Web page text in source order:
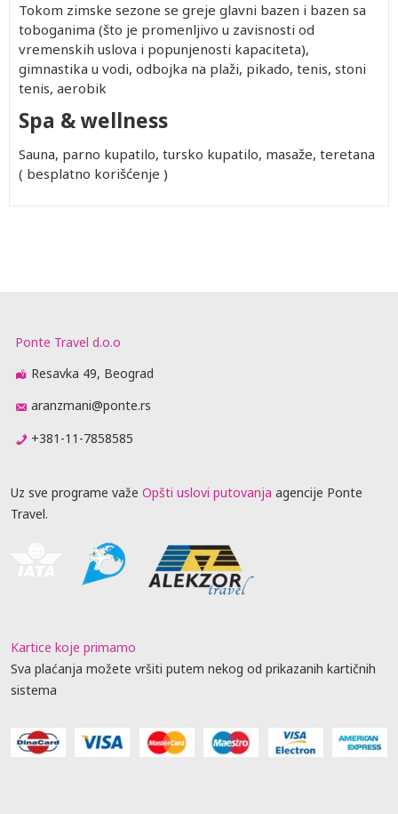
Tokom zimske sezone se greje glavni bazen i bazen sa
toboganima (što je promenljivo u zavisnosti od
vremenskih uslova i popunjenosti kapaciteta),
gimnastika u vodi, odbojka na plaži, pikado, tenis, stoni
tenis, aerobik
Spa & wellness
Sauna, parno kupatilo, tursko kupatilo, masaže, teretana
( besplatno korišćenje )
Ponte Travel d.o.o
Resavka 49, Beograd
aranzmani@ponte.rs
+381-11-7858585
Uz sve programe važe Opšti uslovi putovanja agencije Ponte
Travel.
Kartice koje primamo
Sva plaćanja možete vršiti putem nekog od prikazanih kartičnih
sistema